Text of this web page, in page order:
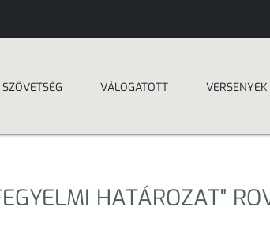
SZÖVETSÉG VÁLOGATOTT VERSENYEK
HATÁROZAT"